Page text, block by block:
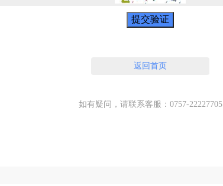
提交验证
返回首页
如有疑问，请联系客服：0757-22227705